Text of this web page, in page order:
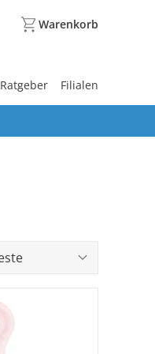
Warenkorb
Ratgeber Filialen